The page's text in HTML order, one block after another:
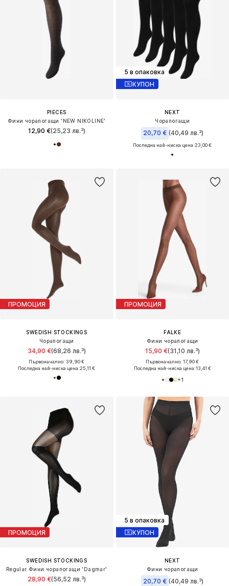
PIECES
Фини чорапогащи 'NEW NIKOLINE'
12,90 €(25,23 лв.³)
5 в опаковка
КУПОН
NEXT
Чорапогащи
20,70 € (40,49 лв.³)
Последна най-ниска цена:23,00 €
ПРОМОЦИЯ
SWEDISH STOCKINGS
Чорапогащи
34,90 €(68,26 лв.³)
Първоначално: 39,90 €
Последна най-ниска цена:25,11 €
ПРОМОЦИЯ
FALKE
Фини чорапогащи
15,90 €(31,10 лв.³)
Първоначално: 17,90 €
Последна най-ниска цена:13,41 €
+1
ПРОМОЦИЯ
SWEDISH STOCKINGS
Regular Фини чорапогащи 'Dagmar'
28,90 €(56,52 лв.³)
5 в опаковка
КУПОН
NEXT
Фини чорапогащи
20,70 € (40,49 лв.³)